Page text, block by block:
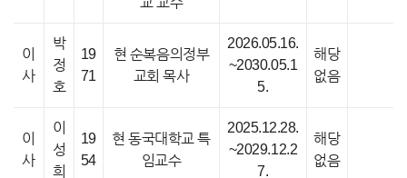
이
사
박
정
호
19
71
현 순복음의정부
교회 목사
2026.05.16.
~2030.05.1
5.
해당
없음
이
사
이
성
희
19
54
현 동국대학교 특
임교수
2025.12.28.
~2029.12.2
7.
해당
없음